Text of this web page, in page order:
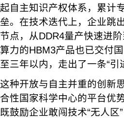
起自主知识产权体系，累计
垒。在技术迭代上，企业跳
节点，从DDR4量产快速进
算力的HBM3产品也已交付
至三年以内，走出了一条“
这种开放与自主并重的创新
合性国家科学中心的平台优
既鼓励企业敢闯技术“无人